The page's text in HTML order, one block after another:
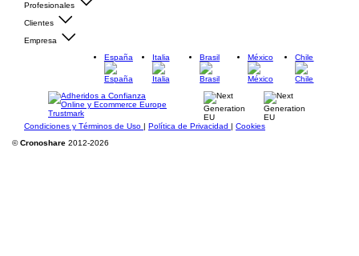
Profesionales
Clientes
Empresa
España
Italia Brasil México Chile
Condiciones y Términos de Uso | Política de Privacidad | Cookies
©Cronoshare 2012-2026